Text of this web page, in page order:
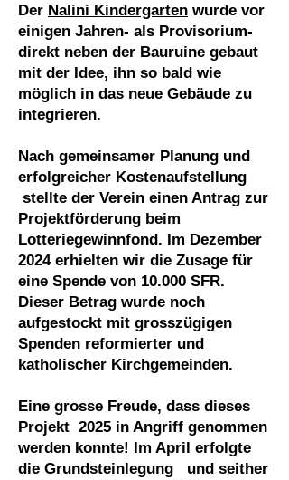
Der Nalini Kindergarten wurde vor
einigen Jahren- als Provisorium-
direkt neben der Bauruine gebaut
mit der Idee, ihn so bald wie
möglich in das neue Gebäude zu
integrieren.
Nach gemeinsamer Planung und
erfolgreicher Kostenaufstellung
stellte der Verein einen Antrag zur
Projektförderung beim
Lotteriegewinnfond. Im Dezember
2024 erhielten wir die Zusage für
eine Spende von 10.000 SFR.
Dieser Betrag wurde noch
aufgestockt mit grosszügigen
Spenden reformierter und
katholischer Kirchgemeinden.
Eine grosse Freude, dass dieses
Projekt 2025 in Angriff genommen
werden konnte! Im April erfolgte
die Grundsteinlegung und seither